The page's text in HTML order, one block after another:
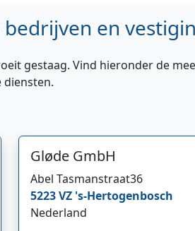
en
gestaag. Vind hieronder de
diensten.
Gløde GmbH
Abel Tasmanstraat36
5223 VZ 's-Hertogenbosch
Nederland